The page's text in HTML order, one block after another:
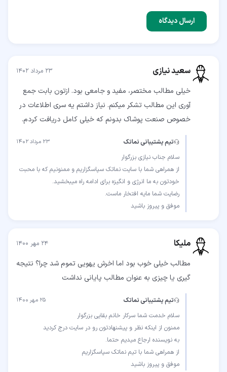
ارسال دیدگاه
سعید نیازی ۲۳ مرداد ۱۴۰۲
خیلی مطالب مختصر، مفید و جامعی بود. ازتون بابت جمع
آوری این مطالب تشکر میکنم. نیاز داشتم یه سری اطلاعات در
خصوص صنعت پوشاک بدونم که خیلی کامل دریافت کردم.
تیم پشتیبانی نماتک ۲۳ مرداد ۱۴۰۲
از همراهی شما با سایت نماتک سپاسگزاریم و ممنونیم که با محبت
موفق و پیروز باشید
ملیکا ۲۴ مهر ۱۴۰۰
مطالب خیلی خوب بود اما اخرش یهویی تموم شد چرا؟ نتیجه
گیری یا چیزی به عنوان مطالب پایانی نداشت
تیم پشتیبانی نماتک ۲۵ مهر ۱۴۰۰
موفق و پیروز باشید